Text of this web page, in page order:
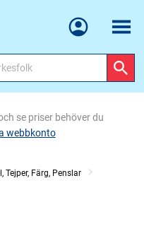
Meny
se priser behöver du
webbkonto
Tejper, Färg, Penslar